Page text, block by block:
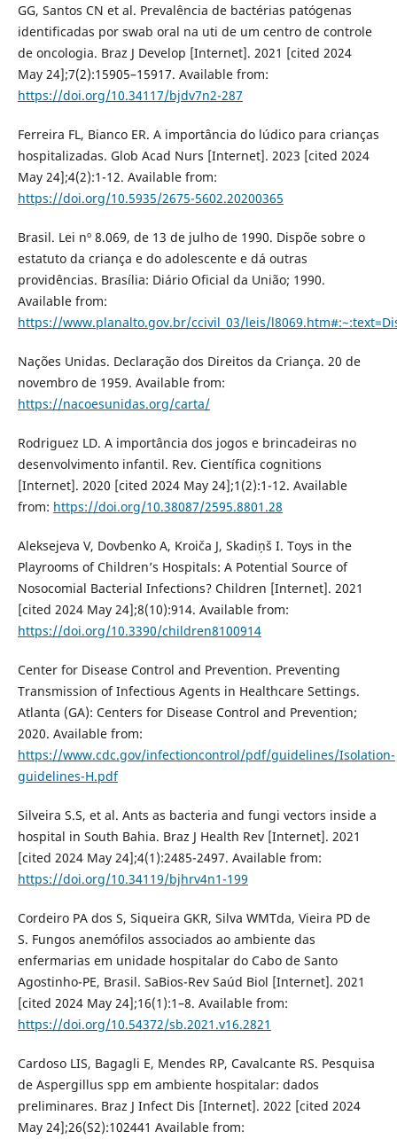
GG, Santos CN et al. Prevalência de bactérias patógenas
identificadas por swab oral na uti de um centro de controle
de oncologia. Braz J Develop [Internet]. 2021 [cited 2024
May 24];7(2):15905–15917. Available from:
https://doi.org/10.34117/bjdv7n2-287
Ferreira FL, Bianco ER. A importância do lúdico para crianças
hospitalizadas. Glob Acad Nurs [Internet]. 2023 [cited 2024
May 24];4(2):1-12. Available from:
https://doi.org/10.5935/2675-5602.20200365
Brasil. Lei nº 8.069, de 13 de julho de 1990. Dispõe sobre o
estatuto da criança e do adolescente e dá outras
providências. Brasília: Diário Oficial da União; 1990.
Available from:
https://www.planalto.gov.br/ccivil_03/leis/
Nações Unidas. Declaração dos Direitos da Criança. 20 de
novembro de 1959. Available from:
https://nacoesunidas.org/carta/
Rodriguez LD. A importância dos jogos e brincadeiras no
desenvolvimento infantil. Rev. Científica cognitions
[Internet]. 2020 [cited 2024 May 24];1(2):1-12. Available
from: https://doi.org/10.38087/2595.8801.28
Aleksejeva V, Dovbenko A, Kroiča J, Skadiņš I. Toys in the
Playrooms of Children’s Hospitals: A Potential Source of
Nosocomial Bacterial Infections? Children [Internet]. 2021
[cited 2024 May 24];8(10):914. Available from:
https://doi.org/10.3390/children8100914
Center for Disease Control and Prevention. Preventing
Transmission of Infectious Agents in Healthcare Settings.
Atlanta (GA): Centers for Disease Control and Prevention;
2020. Available from:
https://www.cdc.gov/infectioncontrol/pdf/guidelines/Isolation-
guidelines-H.pdf
Silveira S.S, et al. Ants as bacteria and fungi vectors inside a
hospital in South Bahia. Braz J Health Rev [Internet]. 2021
[cited 2024 May 24];4(1):2485-2497. Available from:
https://doi.org/10.34119/bjhrv4n1-199
Cordeiro PA dos S, Siqueira GKR, Silva WMTda, Vieira PD de
S. Fungos anemófilos associados ao ambiente das
enfermarias em unidade hospitalar do Cabo de Santo
Agostinho-PE, Brasil. SaBios-Rev Saúd Biol [Internet]. 2021
[cited 2024 May 24];16(1):1–8. Available from:
https://doi.org/10.54372/sb.2021.v16.2821
Cardoso LIS, Bagagli E, Mendes RP, Cavalcante RS. Pesquisa
de Aspergillus spp em ambiente hospitalar: dados
preliminares. Braz J Infect Dis [Internet]. 2022 [cited 2024
May 24];26(S2):102441 Available from: